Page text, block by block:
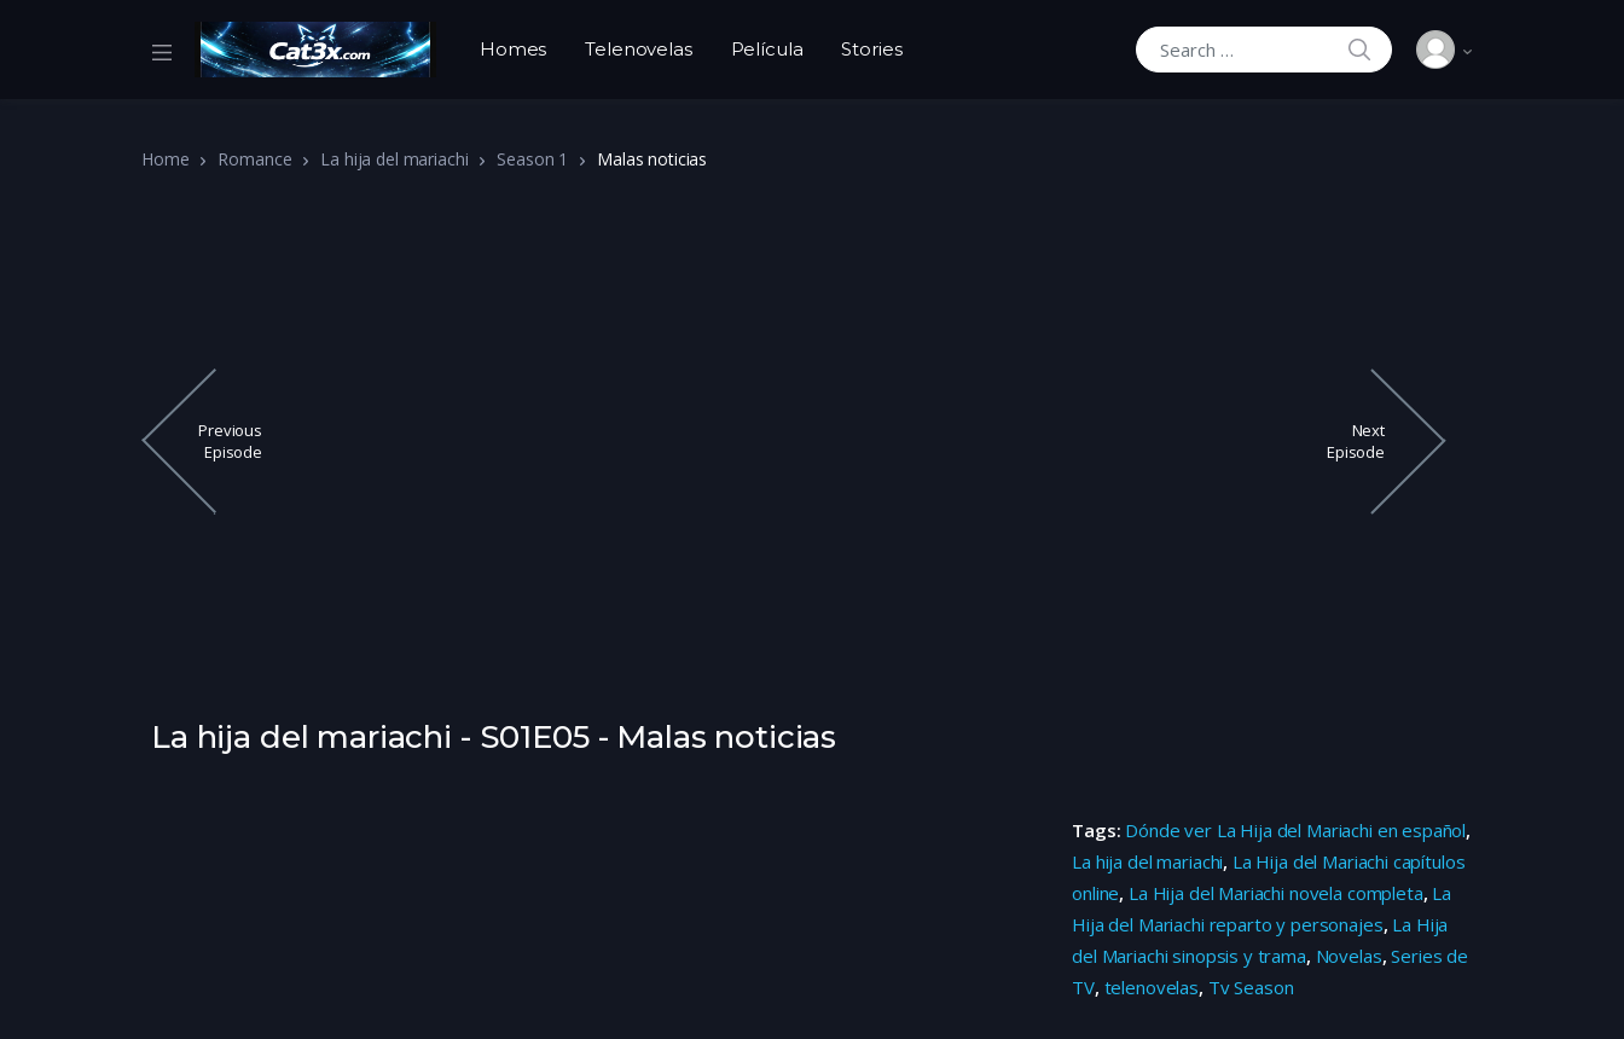
Homes Telenovelas Película Stories
Search for:
SEARCH
Home Romance La hija del mariachi Season 1 Malas noticias
Previous
Episode
Next
Episode
La hija del mariachi - S01E05 - Malas noticias
Tags: Dónde ver La Hija del Mariachi en español,
La hija del mariachi, La Hija del Mariachi capítulos
online, La Hija del Mariachi novela completa, La
Hija del Mariachi reparto y personajes, La Hija
del Mariachi sinopsis y trama, Novelas,Series de
TV, telenovelas, Tv Season